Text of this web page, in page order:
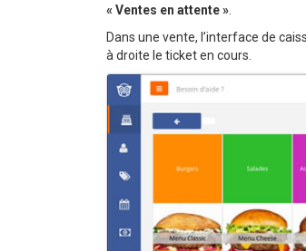
« Ventes en attente »
Dans une vente, l’interface de
à droite le ticket en cours.